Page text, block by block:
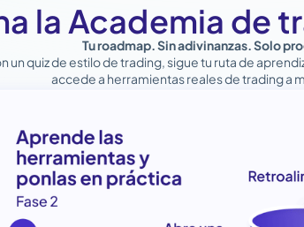
la Academia de
Tu roadmap. Sin adivinanzas. Solo
un quiz de estilo de trading, sigue tu ruta de
accede a herramientas reales de trading a